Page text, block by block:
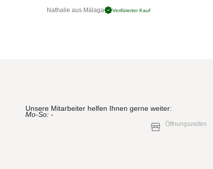
Nathalie aus Málaga Verifizierter Kauf
Unsere Mitarbeiter helfen Ihnen gerne weiter:
Mo-So: -
Öffnungszeiten